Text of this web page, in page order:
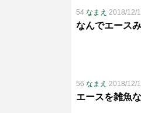
54 なまえ 2018/12/
なんでエース
56 なまえ 2018/12/
エースを雑魚